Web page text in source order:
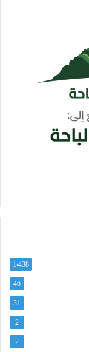
1٬438
46
31
2
2